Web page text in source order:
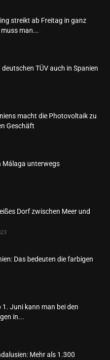
streikt ab Freitag in ganz
man...
TÜV auch in Spanien
macht die Photovoltaik zu
Geschäft
Málaga unterwegs
Dorf zwischen Meer und
Das bedeuten die farbigen
1. Juni kann man bei den
in...
Mehr als 1.300